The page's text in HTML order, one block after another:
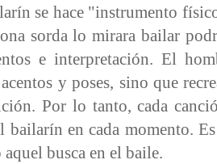
se hace "instrumento
sorda lo mirara bailar
e interpretación. El
acentos y poses, sino que
Por lo tanto, cada
bailarín en cada momento.
busca en el baile.